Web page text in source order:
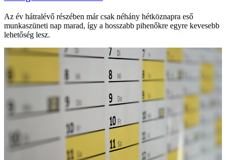
Az év hátralévő részében már csak néhány hétköznapra eső
munkaszüneti nap marad, így a hosszabb pihenőkre egyre kevesebb
lehetőség lesz.